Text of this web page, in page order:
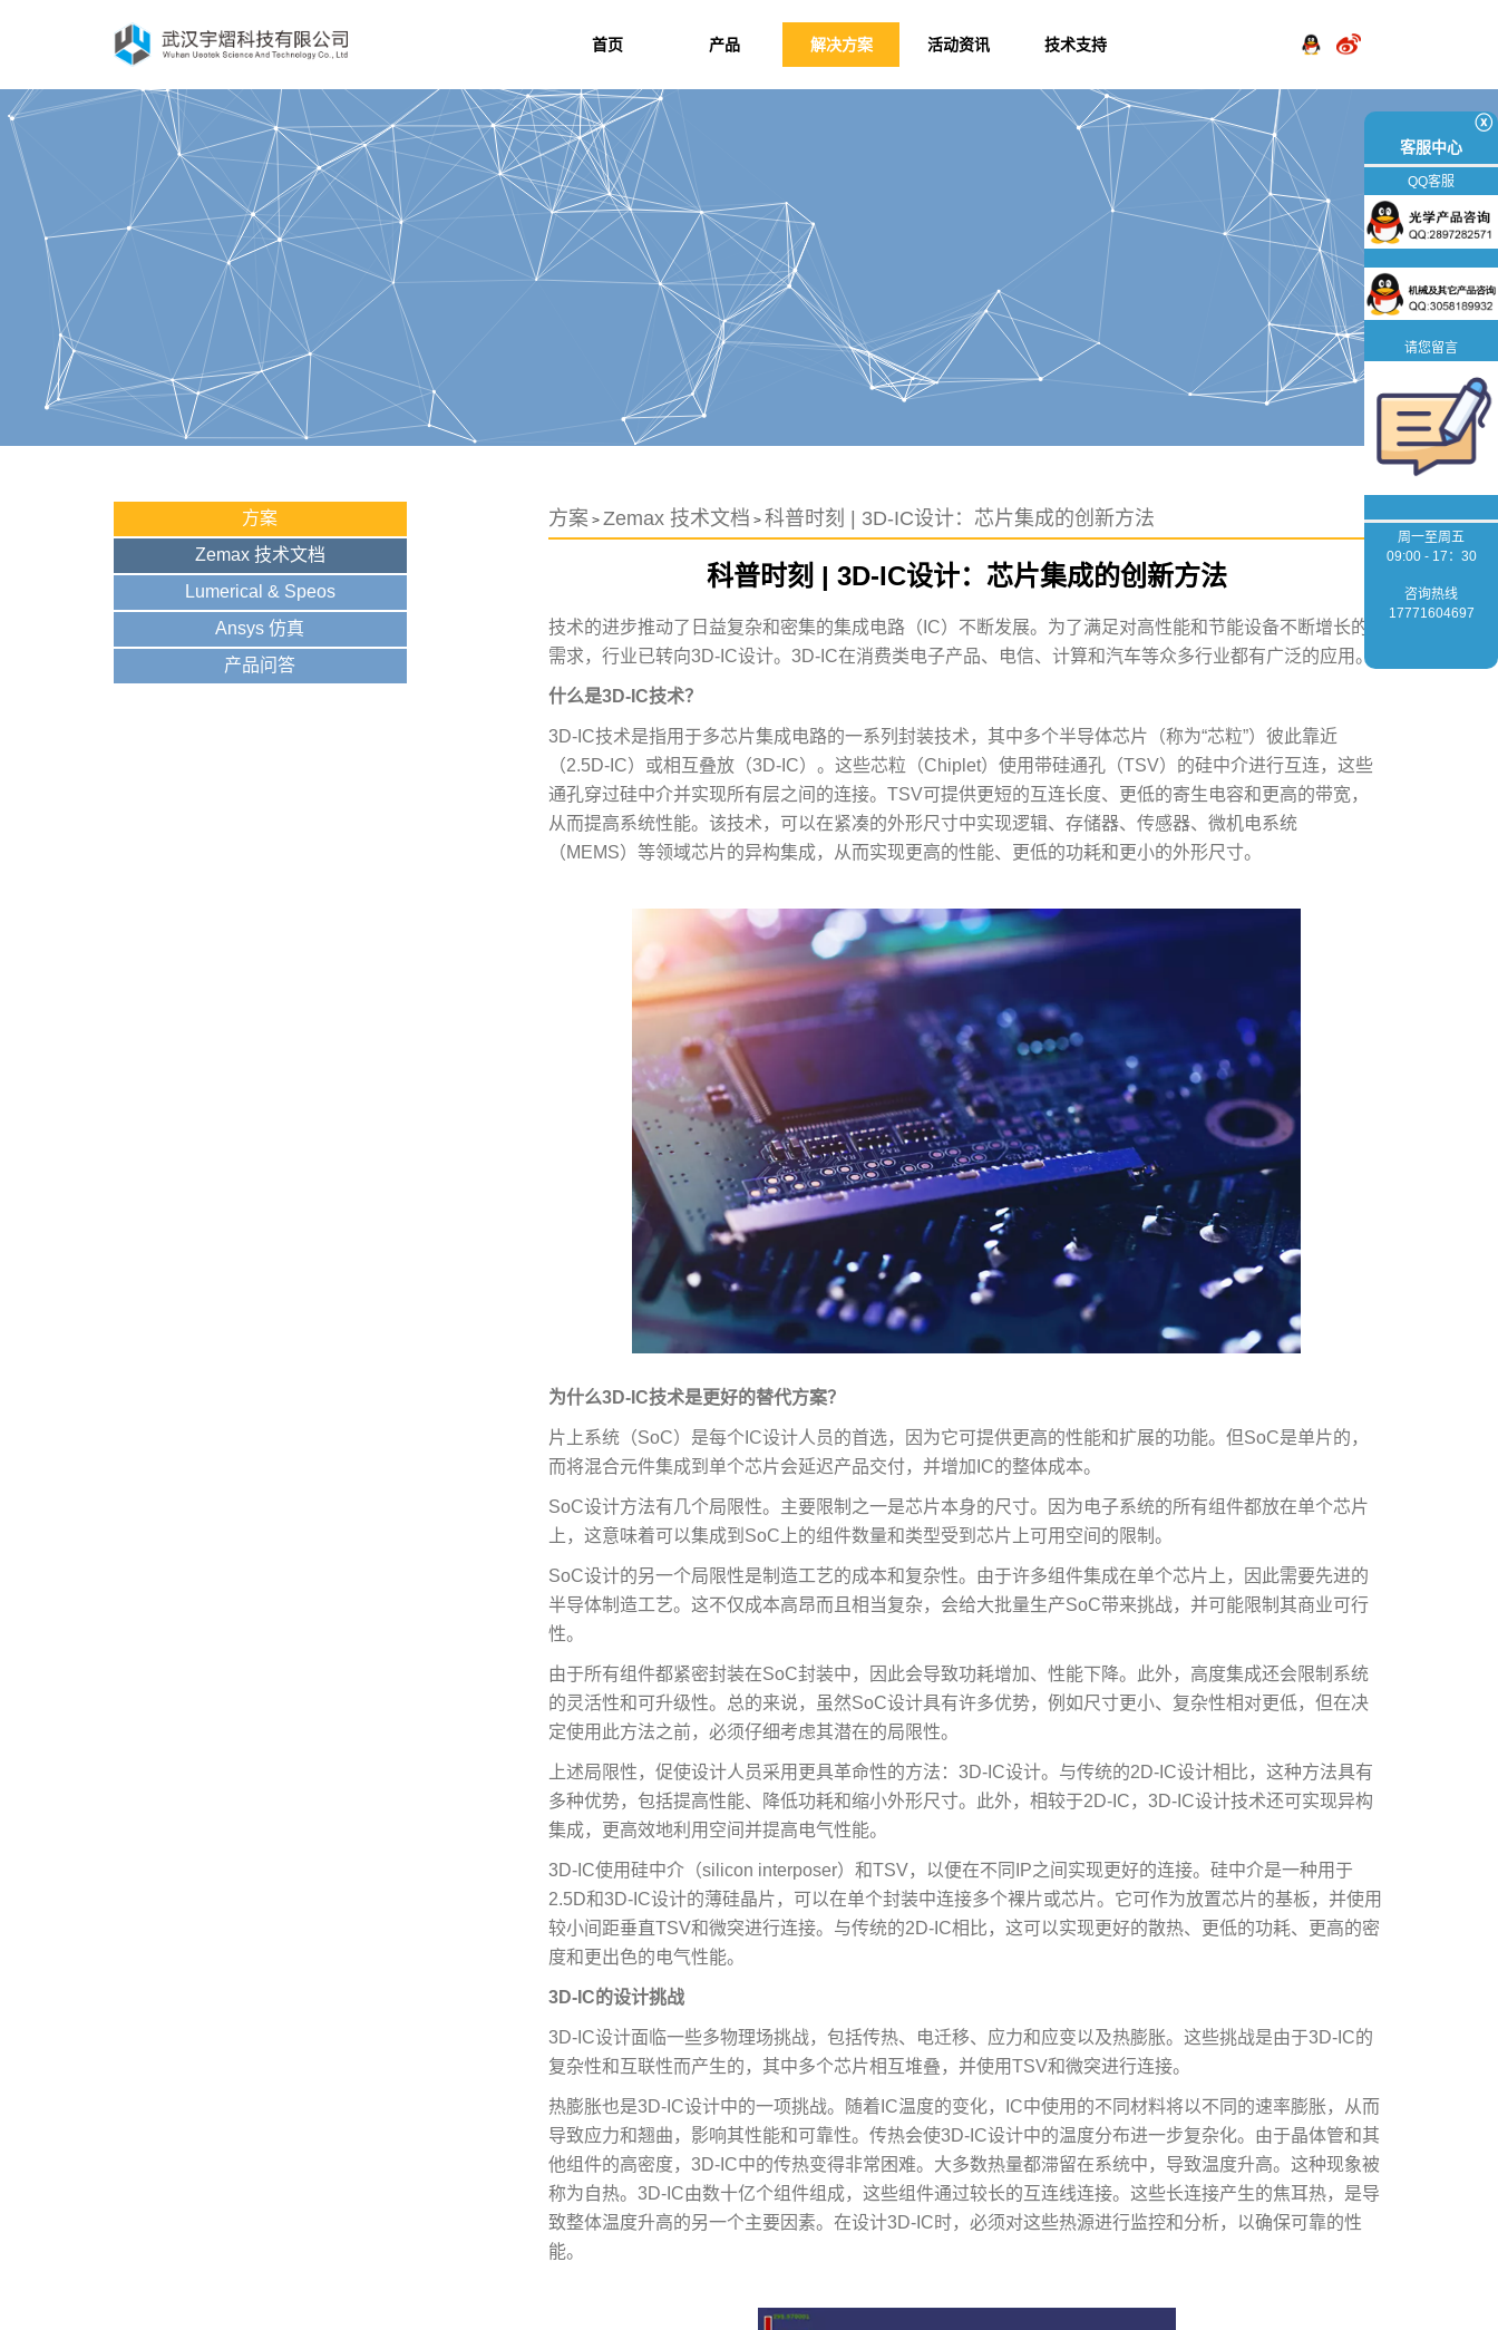
首页 产品 解决方案 活动资讯 技术支持
方案
Zemax 技术文档
Lumerical & Speos
Ansys 仿真
产品问答
方案 > Zemax 技术文档 > 科普时刻 | 3D-IC设计：芯片集成的创新方法
科普时刻 | 3D-IC设计：芯片集成的创新方法
技术的进步推动了日益复杂和密集的集成电路（IC）不断发展。为了满足对高性能和节能设备不断增长的
需求，行业已转向3D-IC设计。3D-IC在消费类电子产品、电信、计算和汽车等众多行业都有广泛的应用。
什么是3D-IC技术？
3D-IC技术是指用于多芯片集成电路的一系列封装技术，其中多个半导体芯片（称为“芯粒”）彼此靠近
（2.5D-IC）或相互叠放（3D-IC）。这些芯粒（Chiplet）使用带硅通孔（TSV）的硅中介进行互连，这些
通孔穿过硅中介并实现所有层之间的连接。TSV可提供更短的互连长度、更低的寄生电容和更高的带宽，
从而提高系统性能。该技术，可以在紧凑的外形尺寸中实现逻辑、存储器、传感器、微机电系统
（MEMS）等领域芯片的异构集成，从而实现更高的性能、更低的功耗和更小的外形尺寸。
为什么3D-IC技术是更好的替代方案？
片上系统（SoC）是每个IC设计人员的首选，因为它可提供更高的性能和扩展的功能。但SoC是单片的，
而将混合元件集成到单个芯片会延迟产品交付，并增加IC的整体成本。
SoC设计方法有几个局限性。主要限制之一是芯片本身的尺寸。因为电子系统的所有组件都放在单个芯片
上，这意味着可以集成到SoC上的组件数量和类型受到芯片上可用空间的限制。
SoC设计的另一个局限性是制造工艺的成本和复杂性。由于许多组件集成在单个芯片上，因此需要先进的
半导体制造工艺。这不仅成本高昂而且相当复杂，会给大批量生产SoC带来挑战，并可能限制其商业可行
性。
由于所有组件都紧密封装在SoC封装中，因此会导致功耗增加、性能下降。此外，高度集成还会限制系统
的灵活性和可升级性。总的来说，虽然SoC设计具有许多优势，例如尺寸更小、复杂性相对更低，但在决
定使用此方法之前，必须仔细考虑其潜在的局限性。
上述局限性，促使设计人员采用更具革命性的方法：3D-IC设计。与传统的2D-IC设计相比，这种方法具有
多种优势，包括提高性能、降低功耗和缩小外形尺寸。此外，相较于2D-IC，3D-IC设计技术还可实现异构
集成，更高效地利用空间并提高电气性能。
3D-IC使用硅中介（silicon interposer）和TSV，以便在不同IP之间实现更好的连接。硅中介是一种用于
2.5D和3D-IC设计的薄硅晶片，可以在单个封装中连接多个裸片或芯片。它可作为放置芯片的基板，并使用
较小间距垂直TSV和微突进行连接。与传统的2D-IC相比，这可以实现更好的散热、更低的功耗、更高的密
度和更出色的电气性能。
3D-IC的设计挑战
3D-IC设计面临一些多物理场挑战，包括传热、电迁移、应力和应变以及热膨胀。这些挑战是由于3D-IC的
复杂性和互联性而产生的，其中多个芯片相互堆叠，并使用TSV和微突进行连接。
热膨胀也是3D-IC设计中的一项挑战。随着IC温度的变化，IC中使用的不同材料将以不同的速率膨胀，从而
导致应力和翘曲，影响其性能和可靠性。传热会使3D-IC设计中的温度分布进一步复杂化。由于晶体管和其
他组件的高密度，3D-IC中的传热变得非常困难。大多数热量都滞留在系统中，导致温度升高。这种现象被
称为自热。3D-IC由数十亿个组件组成，这些组件通过较长的互连线连接。这些长连接产生的焦耳热，是导
致整体温度升高的另一个主要因素。在设计3D-IC时，必须对这些热源进行监控和分析，以确保可靠的性
能。
ⓧ
客服中心
QQ客服
请您留言
周一至周五
09:00 - 17：30
咨询热线
17771604697